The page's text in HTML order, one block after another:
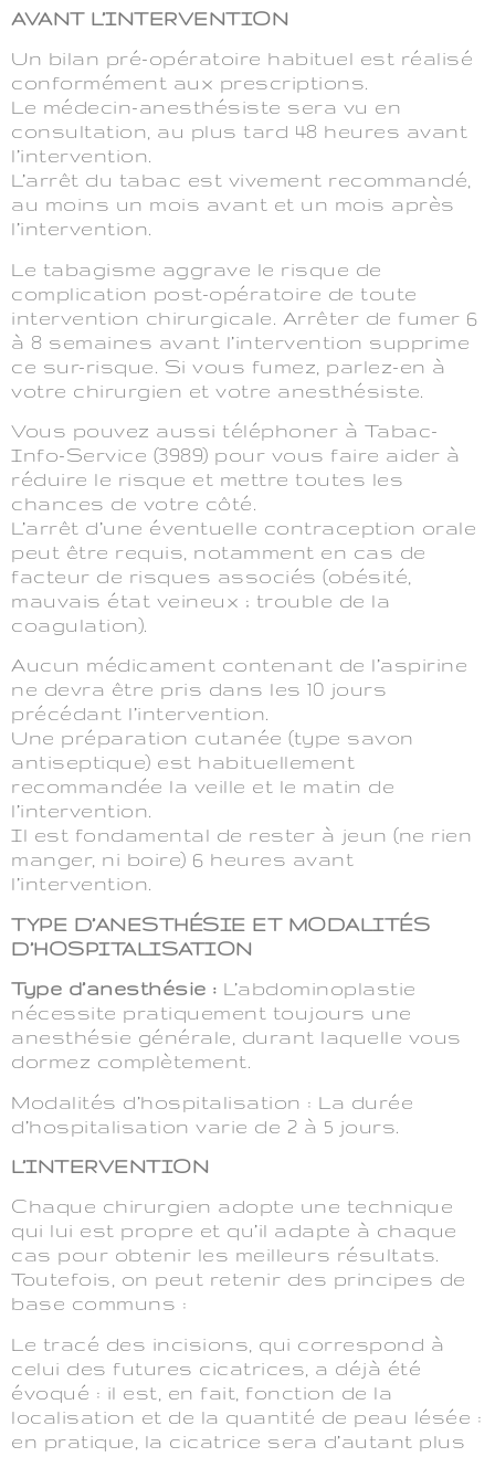
AVANT L’INTERVENTION
Un bilan pré-opératoire habituel est réalisé
conformément aux prescriptions.
Le médecin-anesthésiste sera vu en
consultation, au plus tard 48 heures avant
l’intervention.
L’arrêt du tabac est vivement recommandé,
au moins un mois avant et un mois après
l’intervention.
Le tabagisme aggrave le risque de
complication post-opératoire de toute
intervention chirurgicale. Arrêter de fumer 6
à 8 semaines avant l’intervention supprime
ce sur-risque. Si vous fumez, parlez-en à
votre chirurgien et votre anesthésiste.
Vous pouvez aussi téléphoner à Tabac-
Info-Service (3989) pour vous faire aider à
réduire le risque et mettre toutes les
chances de votre côté.
L’arrêt d’une éventuelle contraception orale
peut être requis, notamment en cas de
facteur de risques associés (obésité,
mauvais état veineux ; trouble de la
coagulation).
Aucun médicament contenant de l’aspirine
ne devra être pris dans les 10 jours
précédant l’intervention.
Une préparation cutanée (type savon
antiseptique) est habituellement
recommandée la veille et le matin de
l’intervention.
Il est fondamental de rester à jeun (ne rien
manger, ni boire) 6 heures avant
l’intervention.
TYPE D’ANESTHÉSIE ET MODALITÉS
D’HOSPITALISATION
Type d’anesthésie : L’abdominoplastie
nécessite pratiquement toujours une
anesthésie générale, durant laquelle vous
dormez complètement.
Modalités d’hospitalisation : La durée
d’hospitalisation varie de 2 à 5 jours.
L’INTERVENTION
Chaque chirurgien adopte une technique
qui lui est propre et qu’il adapte à chaque
cas pour obtenir les meilleurs résultats.
Toutefois, on peut retenir des principes de
base communs :
Le tracé des incisions, qui correspond à
celui des futures cicatrices, a déjà été
évoqué : il est, en fait, fonction de la
localisation et de la quantité de peau lésée :
en pratique, la cicatrice sera d’autant plus